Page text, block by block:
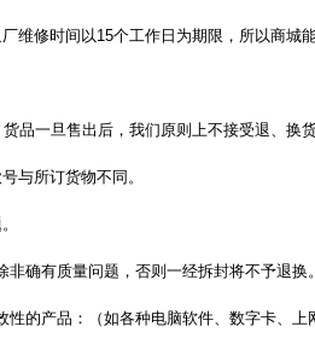
维修时间以15个工作日为期限，所以商
品一旦售出后，我们原则上不接受退、换
与所订货物不同。
非确有质量问题，否则一经拆封将不予退换
性的产品：（如各种电脑软件、数字卡、